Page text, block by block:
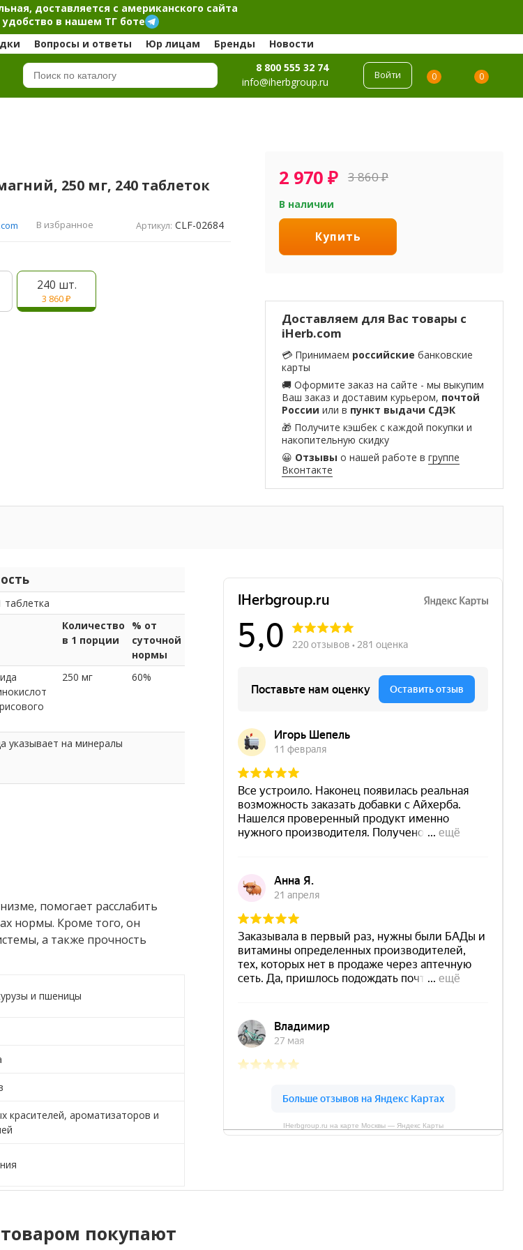
доставляется с американского сайта
в нашем ТГ боте
Вопросы и ответы Юр лицам Бренды Новости
8 800 555 32 74
info@iherbgroup.ru
Войти 0 0
250 мг, 240 таблеток
В избранное Артикул: CLF-02684
240 шт.
3 860₽
2 970 ₽ 3 860₽
В наличии
Купить
Доставляем для Вас товары с
iHerb.com
💳 Принимаем российские банковские
карты
🚚 Оформите заказ на сайте - мы выкупим
Ваш заказ и доставим курьером, почтой
России или в пункт выдачи СДЭК
🎁 Получите кэшбек с каждой покупки и
накопительную скидку
😀 Отзывы о нашей работе в группе
Вконтакте
таблетка
Количество
в 1 порции
% от
суточной
нормы
250 мг 60%
указывает на минералы
помогает расслабить
нормы. Кроме того, он
а также прочность
и пшеницы
красителей, ароматизаторов и
IHerbgroup.ru на карте Москвы — Яндекс Карты
покупают